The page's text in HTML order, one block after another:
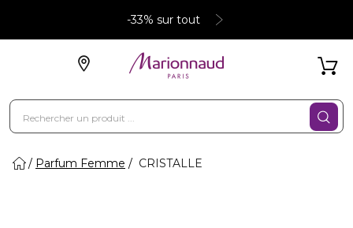
-33% sur tout
Parfum Femme CRISTALLE